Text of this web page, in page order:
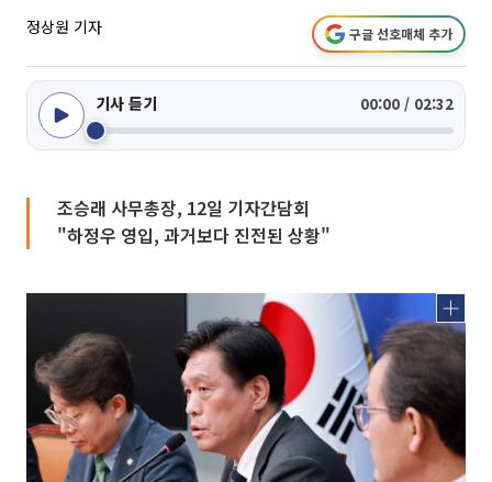
정상원 기자 구글 선호매체 추가
기사 듣기 00:00 / 02:32
조승래 사무총장, 12일 기자간담회
"하정우 영입, 과거보다 진전된 상황"